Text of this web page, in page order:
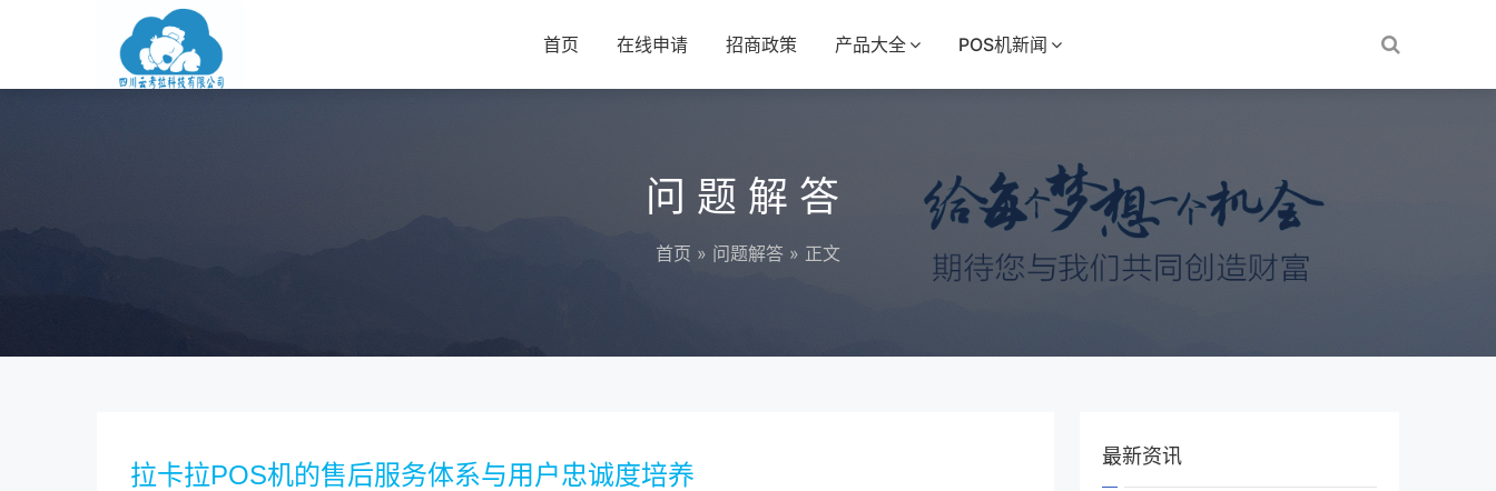
首页 在线申请 招商政策 产品大全 POS机新闻
问题解答
首页 » 问题解答 » 正文
拉卡拉POS机的售后服务体系与用户忠诚度培养
最新资讯